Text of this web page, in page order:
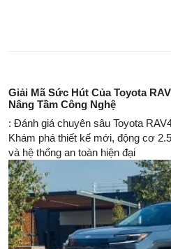
Giải Mã Sức Hút Của Toyota
Nâng Tầm Công Nghệ
: Đánh giá chuyên sâu Toyota
Khám phá thiết kế mới, động cơ
và hệ thống an toàn hiện đại